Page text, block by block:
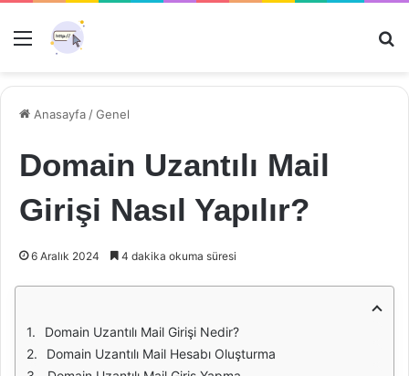
Menü
Anasayfa /Genel
Domain Uzantılı Mail
Girişi Nasıl Yapılır?
6 Aralık 2024 4 dakika okuma süresi
Domain Uzantılı Mail Girişi Nedir?
Domain Uzantılı Mail Hesabı Oluşturma